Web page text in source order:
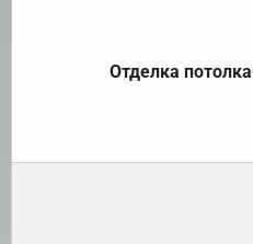
Отделка потолка